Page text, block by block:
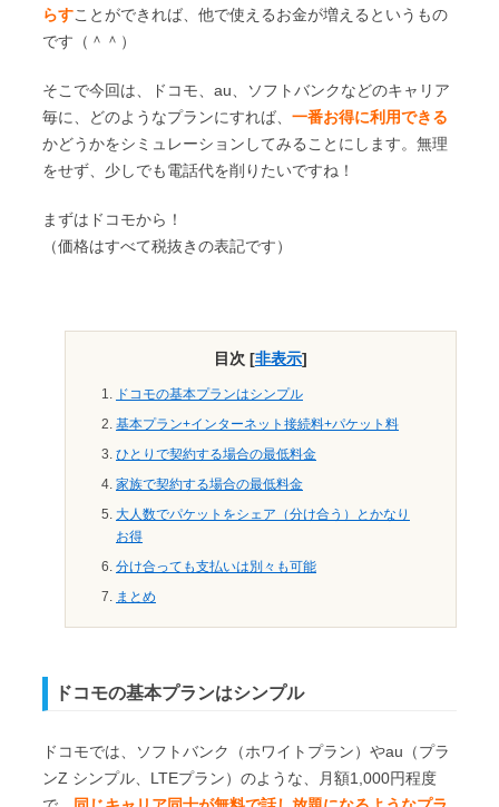
らすことができれば、他で使えるお金が増えるというもの
です（＾＾）
そこで今回は、ドコモ、au、ソフトバンクなどのキャリア
毎に、どのようなプランにすれば、 一番お得に利用できる
かどうかをシミュレーションしてみることにします。無理
をせず、少しでも電話代を削りたいですね！
まずはドコモから！
（価格はすべて税抜きの表記です）
目次 [非表示]
ドコモの基本プランはシンプル
基本プラン+インターネット接続料+パケット料
ひとりで契約する場合の最低料金
家族で契約する場合の最低料金
大人数でパケットをシェア（分け合う）とかなり
お得
分け合っても支払いは別々も可能
まとめ
ドコモの基本プランはシンプル
ドコモでは、ソフトバンク（ホワイトプラン）やau（プラ
ンZ シンプル、LTEプラン）のような、月額1,000円程度